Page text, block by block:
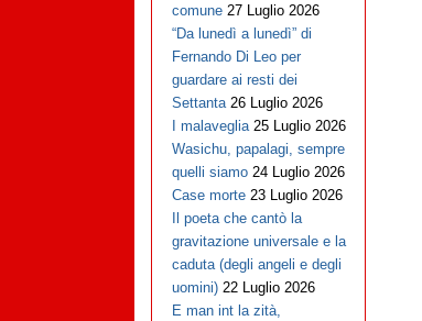
comune 27 Luglio 2026
“Da lunedì a lunedì” di
Fernando Di Leo per
guardare ai resti dei
Settanta 26 Luglio 2026
I malaveglia 25 Luglio 2026
Wasichu, papalagi, sempre
quelli siamo 24 Luglio 2026
Case morte 23 Luglio 2026
Il poeta che cantò la
gravitazione universale e la
caduta (degli angeli e degli
uomini) 22 Luglio 2026
E man int la zità,